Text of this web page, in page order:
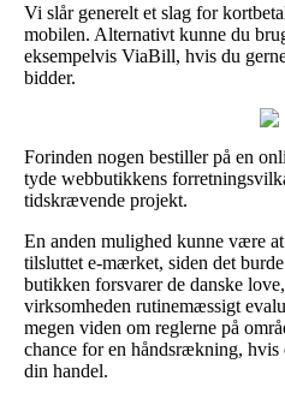
Vi slår generelt et slag for
mobilen. Alternativt kunne du
eksempelvis ViaBill, hvis du
bidder.
Forinden nogen bestiller på en
tyde webbutikkens
tidskrævende projekt.
En anden mulighed kunne være
tilsluttet e-mærket, siden det
butikken forsvarer de danske
virksomheden rutinemæssigt
megen viden om reglerne på
chance for en håndsrækning,
din handel.